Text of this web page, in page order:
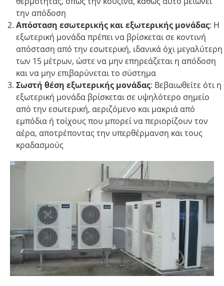
την απόδοση​
Απόσταση εσωτερικής και εξωτερικής μονάδας: Η
εξωτερική μονάδα πρέπει να βρίσκεται σε κοντινή
απόσταση από την εσωτερική, ιδανικά όχι μεγαλύτερη
των 15 μέτρων, ώστε να μην επηρεάζεται η απόδοση
και να μην επιβαρύνεται το σύστημα​
Σωστή θέση εξωτερικής μονάδας: Βεβαιωθείτε ότι η
εξωτερική μονάδα βρίσκεται σε υψηλότερο σημείο
από την εσωτερική, αεριζόμενο και μακριά από
εμπόδια ή τοίχους που μπορεί να περιορίζουν τον
αέρα, αποτρέποντας την υπερθέρμανση και τους
κραδασμούς​